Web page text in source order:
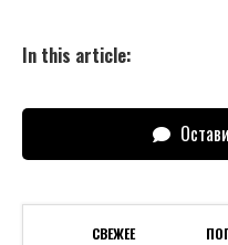
In this article:
СВЕЖЕЕ